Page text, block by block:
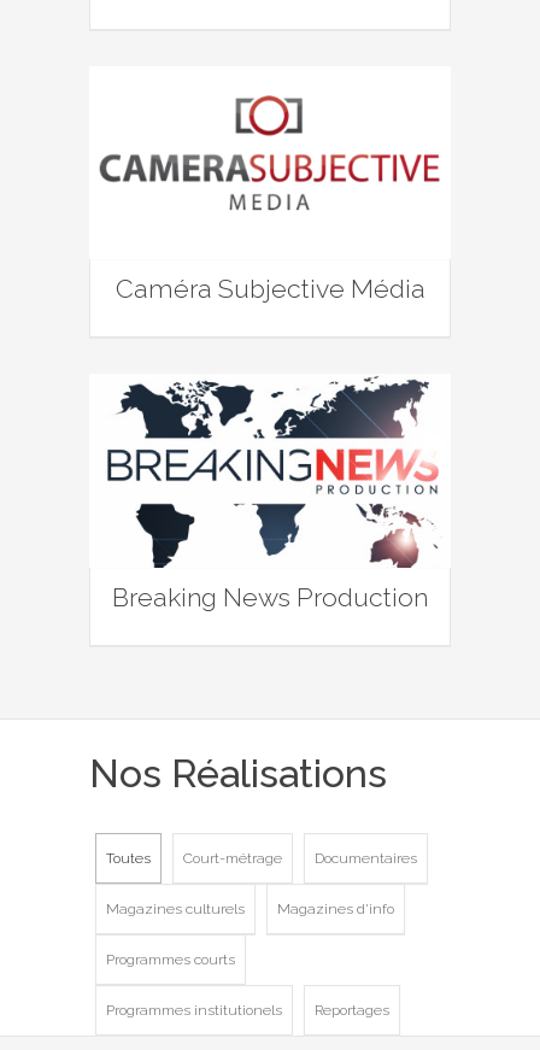
Caméra Subjective Média
Breaking News Production
Nos Réalisations
Toutes Court-métrage Documentaires
Magazines culturels Magazines d'info
Programmes courts
Programmes institutionels Reportages